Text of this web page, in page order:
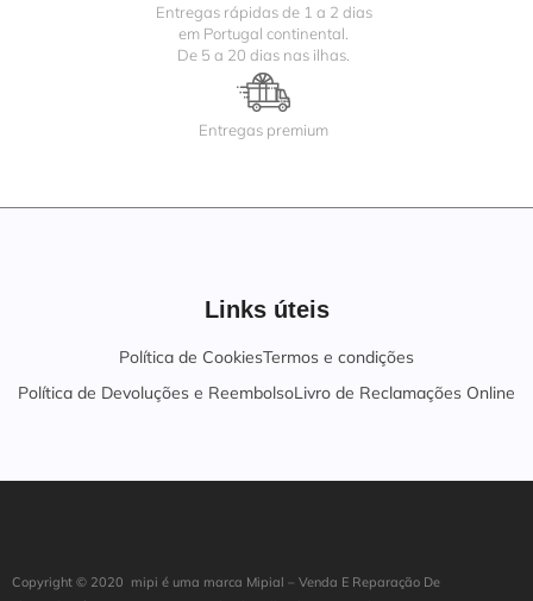
Entregas rápidas de 1 a 2 dias
em Portugal continental.
De 5 a 20 dias nas ilhas.
Entregas premium
Links úteis
Política de CookiesTermos e condições
Política de Devoluções e ReembolsoLivro de Reclamações Online
Copyright © 2020 mipi é uma marca Mipial – Venda E Reparação De